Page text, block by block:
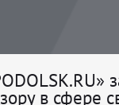
в сфере